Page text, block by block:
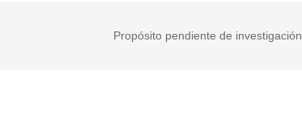
Propósito pendiente de investigación